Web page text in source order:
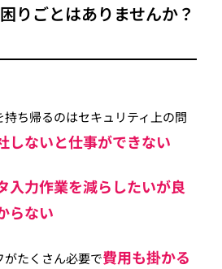
りごとはありませんか？
持ち帰るのはセキュリティ上の問
しないと仕事ができない
入力作業を減らしたいが良
らない
たくさん必要で費用も掛かる